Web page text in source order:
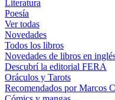
Literatura
Poesía
Ver todas
Novedades
Todos los libros
Novedades de libros en
Descubrí la editorial FERA
Oráculos y Tarots
Recomendados por Marcos